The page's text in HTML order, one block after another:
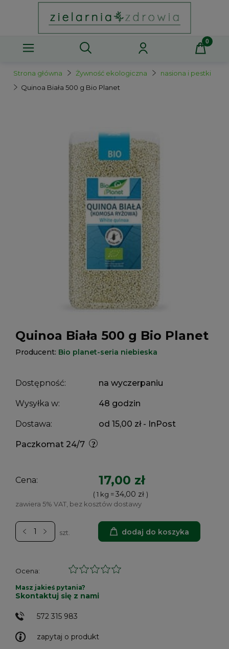
Strona główna Żywność ekologiczna
nasiona i pestki
Quinoa Biała 500 g Bio Planet
Quinoa Biała 500 g Bio Planet
Producent: Bio planet-seria niebieska
Dostępność: na wyczerpaniu
Wysyłka w: 48 godzin
Dostawa: od 15,00 zł - InPost
Paczkomat 24/7
Cena: 17,00 zł
( 1 kg =34,00 zł )
zawiera 5% VAT, bez kosztów dostawy
szt. dodaj do koszyka
Ocena:
zapytaj o produkt
Masz jakieś pytania?
Skontaktuj się z nami
572 315 983